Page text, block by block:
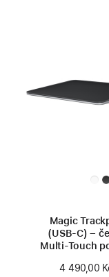
Magic
(USB‑C) –
Multi-Touch
4 490,00